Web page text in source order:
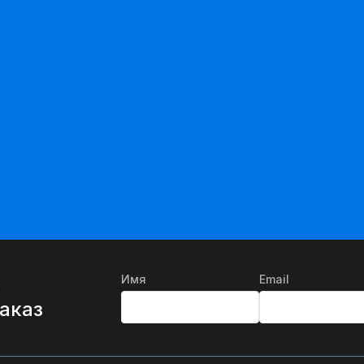
Имя Email